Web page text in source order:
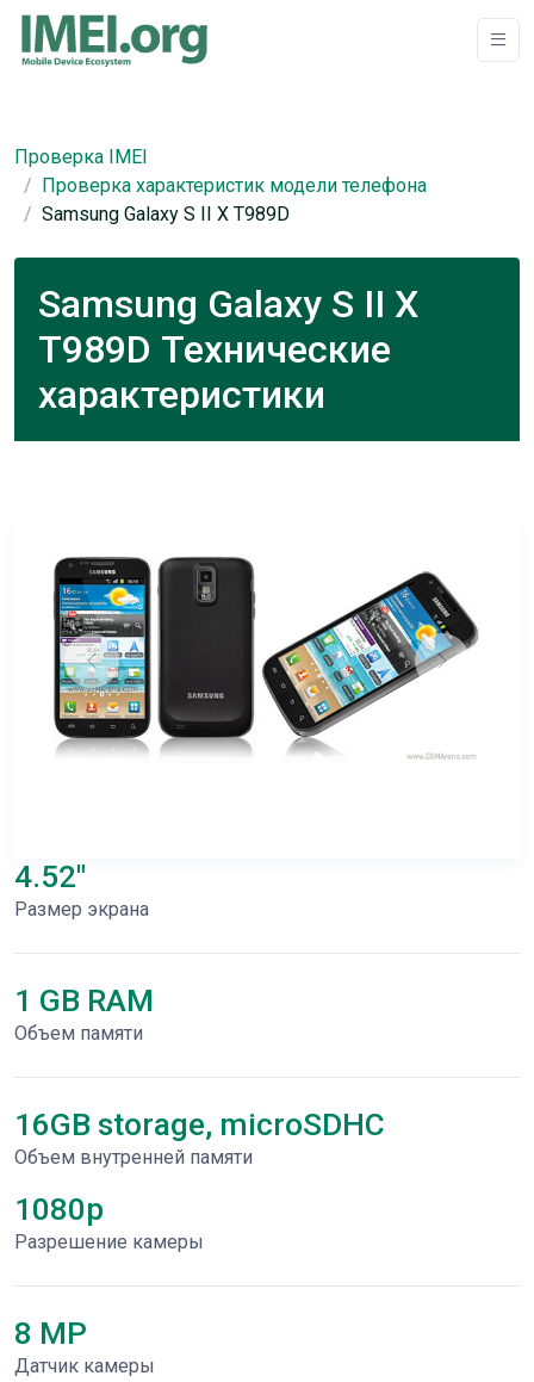
Проверка IMEI
Проверка характеристик модели телефона
Samsung Galaxy S II X T989D
Samsung Galaxy S II X
T989D Технические
характеристики
4.52"
Размер экрана
1 GB RAM
Объем памяти
16GB storage, microSDHC
Объем внутренней памяти
1080p
Разрешение камеры
8 MP
Датчик камеры